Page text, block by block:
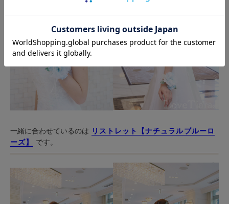
一緒に合わせているのは リストレット【ナチュラルブルーロ
ーズ】
です。